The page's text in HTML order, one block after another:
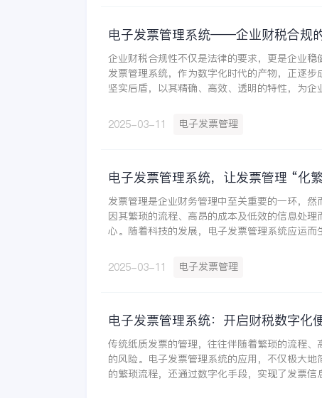
电子发票管理系统——企业财税合规
企业财税合规性不仅是法律的要求，更是企业稳
发票管理系统，作为数字化时代的产物，正逐步
坚实后盾，以其精确、高效、透明的特性，为企
2025-03-11
电子发票管理
电子发票管理系统，让发票管理 “化
发票管理是企业财务管理中至关重要的一环，然
因其繁琐的流程、高昂的成本及低效的信息处理
心。随着科技的发展，电子发票管理系统应运而
2025-03-11
电子发票管理
电子发票管理系统：开启财税数字化
传统纸质发票的管理，往往伴随着繁琐的流程、
的风险。电子发票管理系统的应用，不仅极大地
的繁琐流程，还通过数字化手段，实现了发票信